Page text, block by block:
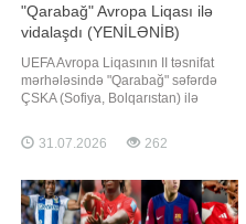
"Qarabağ" Avropa Liqası ilə
vidalaşdı (YENİLƏNİB)
UEFA Avropa Liqasının II təsnifat
mərhələsində "Qarabağ" səfərdə
ÇSKA (Sofiya, Bolqarıstan) ilə
nun məlumatına görə, "Vasil Levski"
stadionunda keçirilən qarşılaşmada
tutan ilk görüşdə də tərəflər fərqlənə
bilməmişdilər
31.07.2026 262